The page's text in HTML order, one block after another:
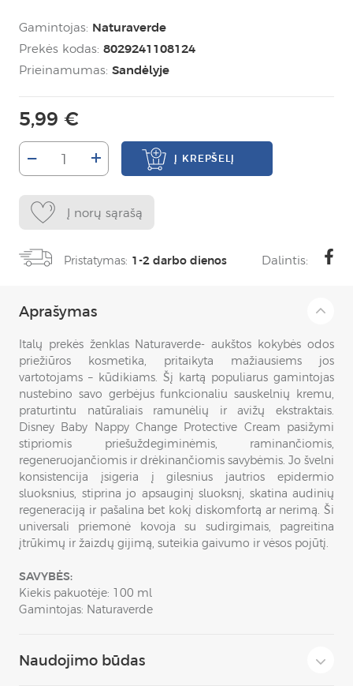
Gamintojas: Naturaverde
Prekės kodas: 8029241108124
Prieinamumas: Sandėlyje
5,99 €
– + Į KREPŠELĮ
Į norų sąrašą
Pristatymas: 1-2 darbo dienos Dalintis:
Aprašymas
Italų prekės ženklas Naturaverde- aukštos kokybės odos
priežiūros kosmetika, pritaikyta mažiausiems jos
vartotojams – kūdikiams. Šį kartą populiarus gamintojas
nustebino savo gerbėjus funkcionaliu sauskelnių kremu,
praturtintu natūraliais ramunėlių ir avižų ekstraktais.
Disney Baby Nappy Change Protective Cream pasižymi
stipriomis priešuždegiminėmis, raminančiomis,
regeneruojančiomis ir drėkinančiomis savybėmis. Jo švelni
konsistencija įsigeria į gilesnius jautrios epidermio
sluoksnius, stiprina jo apsauginį sluoksnį, skatina audinių
regeneraciją ir pašalina bet kokį diskomfortą ar nerimą. Ši
universali priemonė kovoja su sudirgimais, pagreitina
įtrūkimų ir žaizdų gijimą, suteikia gaivumo ir vėsos pojūtį.
SAVYBĖS:
Kiekis pakuotėje: 100 ml
Gamintojas: Naturaverde
Naudojimo būdas